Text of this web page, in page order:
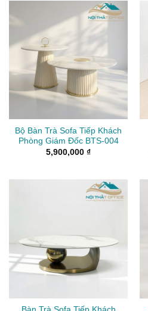
Bộ Bàn Trà Sofa Tiếp Khách
Phòng Giám Đốc BTS-004
5,900,000 ₫